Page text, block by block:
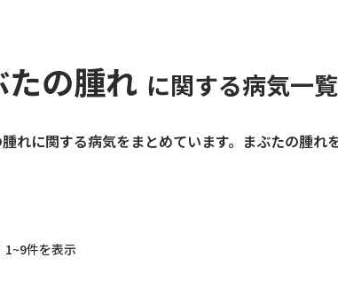
たの腫れ に関する病気一覧
れに関する病気をまとめています。まぶたの腫れ
1~9件を表示